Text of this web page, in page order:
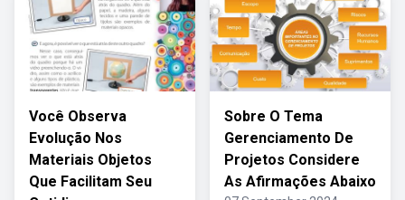
Você Observa
Evolução Nos
Materiais Objetos
Que Facilitam Seu
Sobre O Tema
Gerenciamento De
Projetos Considere
As Afirmações Abaixo